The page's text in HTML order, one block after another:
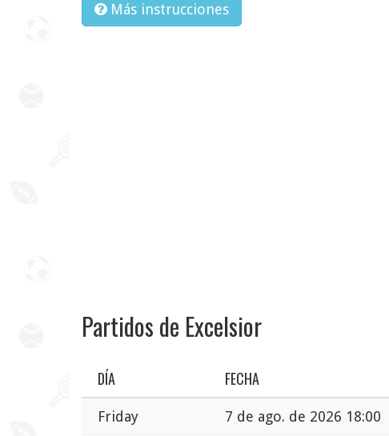
Más instrucciones
Partidos de Excelsior
DÍA FECHA
Friday 7 de ago. de 2026 18:00